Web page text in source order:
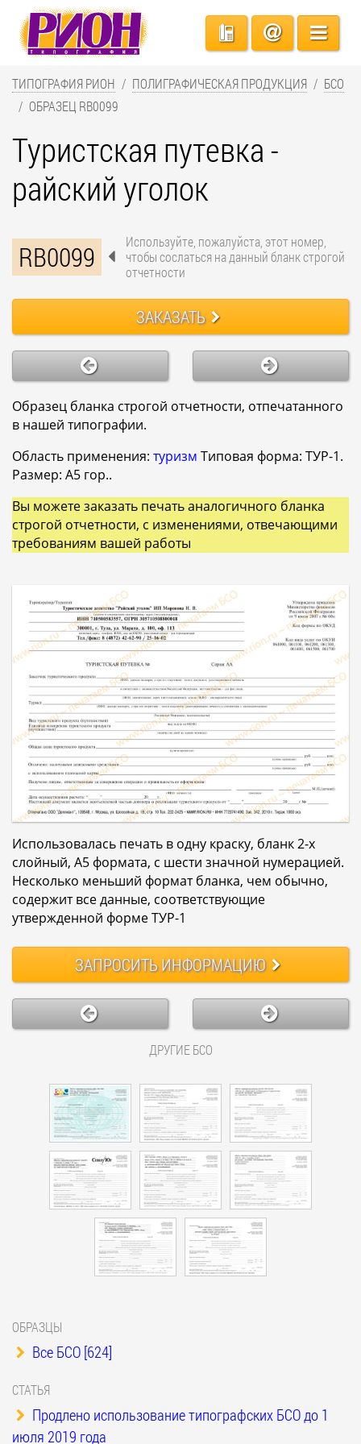
ТИПОГРАФИЯ РИОН ПОЛИГРАФИЧЕСКАЯ ПРОДУКЦИЯ
БСО
ОБРАЗЕЦ RB0099
Туристская путевка -
райский уголок
RB0099
Используйте, пожалуйста, этот номер,
чтобы сослаться на данный бланк строгой
отчетности
ЗАКАЗАТЬ
Образец бланка строгой отчетности, отпечатанного
в нашей типографии.
Область применения: туризм Типовая форма: ТУР-1.
Размер: A5 гор..
Вы можете заказать печать аналогичного бланка
строгой отчетности, с изменениями, отвечающими
требованиям вашей работы
Использовалась печать в одну краску, бланк 2-х
слойный, А5 формата, с шести значной нумерацией.
Несколько меньший формат бланка, чем обычно,
содержит все данные, соответствующие
утвержденной форме ТУР-1
ЗАПРОСИТЬИНФОРМАЦИЮ
ДРУГИЕ БСО
ОБРАЗЦЫ
Все БСО [624]
СТАТЬЯ
Продлено использование типографских БСО до 1
июля 2019 года